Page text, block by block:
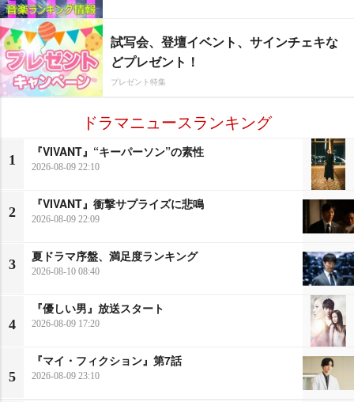
試写会、登壇イベント、サインチェキな
どプレゼント！
プレゼント特集
ドラマニュースランキング
1
『VIVANT』“キーパーソン”の素性
2026-08-09 22:10
2
『VIVANT』衝撃サプライズに悲鳴
2026-08-09 22:09
3
夏ドラマ序盤、満足度ランキング
2026-08-10 08:40
4
『優しい男』放送スタート
2026-08-09 17:20
5
『マイ・フィクション』第7話
2026-08-09 23:10